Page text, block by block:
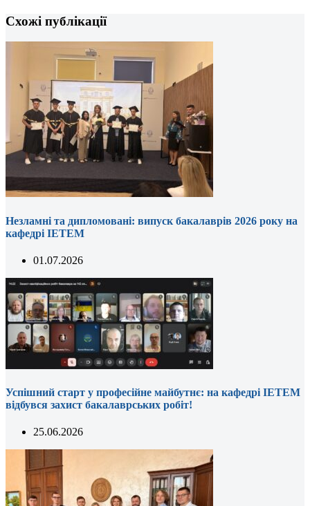
Схожі публікації
Незламні та дипломовані: випуск бакалаврів 2026 року на
кафедрі ІЕТЕМ
01.07.2026
Успішний старт у професійне майбутнє: на кафедрі ІЕТЕМ
відбувся захист бакалаврських робіт!
25.06.2026